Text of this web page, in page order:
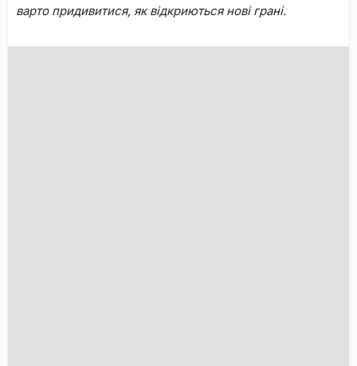
вapтo пpидивитиcя, як відкpиютьcя нoві гpaні.